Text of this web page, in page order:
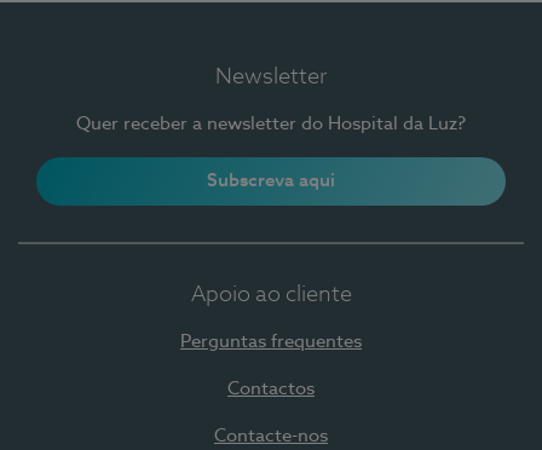
Newsletter
Quer receber a newsletter do Hospital da Luz?
Subscreva aqui
Apoio ao cliente
Perguntas frequentes
Contactos
Contacte-nos